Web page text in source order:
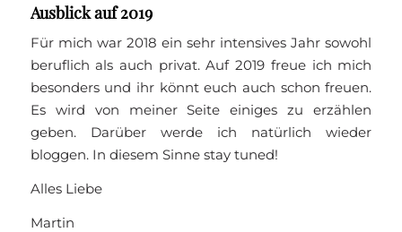
Ausblick auf 2019
Für mich war 2018 ein sehr intensives Jahr sowohl
beruflich als auch privat. Auf 2019 freue ich mich
besonders und ihr könnt euch auch schon freuen.
Es wird von meiner Seite einiges zu erzählen
geben. Darüber werde ich natürlich wieder
bloggen. In diesem Sinne stay tuned!
Alles Liebe
Martin